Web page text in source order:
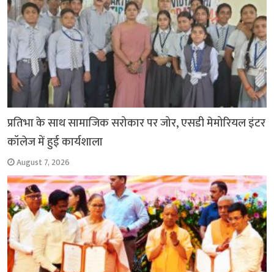
प्रतिभा के साथ सामाजिक सरोकार पर जोर, एसडी मेमोरियल इंटर
कॉलेज में हुई कार्यशाला
August 7, 2026